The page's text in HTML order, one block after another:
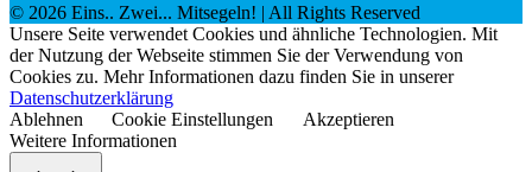
© 2026 Eins.. Zwei... Mitsegeln! | All Rights Reserved
Unsere Seite verwendet Cookies und ähnliche Technologien. Mit
der Nutzung der Webseite stimmen Sie der Verwendung von
Cookies zu. Mehr Informationen dazu finden Sie in unserer
Datenschutzerklärung
Ablehnen
Cookie Einstellungen
Akzeptieren
Weitere Informationen